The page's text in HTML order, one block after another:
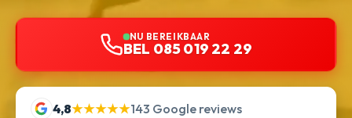
NU BEREIKBAAR
BEL 085 019 22 29
4,8★★★★★143 Google reviews